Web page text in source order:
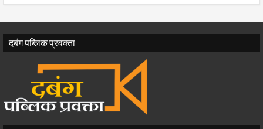
दबंग पब्लिक प्रवक्ता